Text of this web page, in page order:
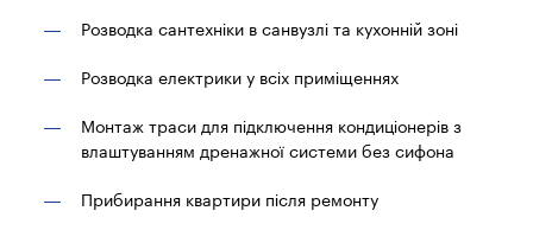
Розводка сантехніки в санвузлі та кухонній зоні
Розводка електрики у всіх приміщеннях
Монтаж траси для підключення кондиціонерів з
влаштуванням дренажної системи без сифона
Прибирання квартири після ремонту